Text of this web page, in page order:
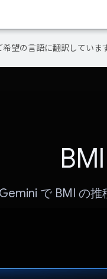
望の言語に翻訳していま
Gemini で BMI の